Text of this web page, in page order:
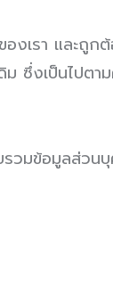
เรา และถูก
ซึ่งเป็นไปต
รวมข้อมูลส่ว